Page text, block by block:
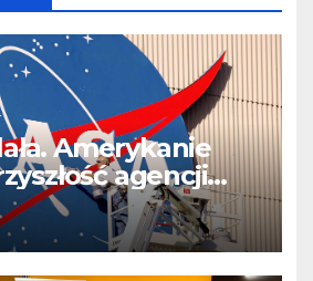
Amerykanie
agencji